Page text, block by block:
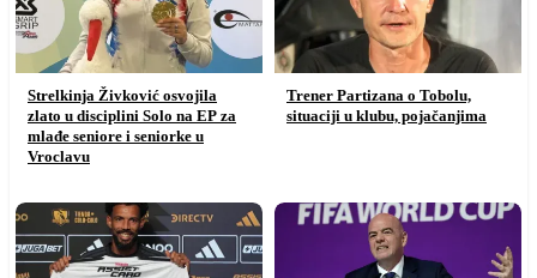
Strelkinja Živković osvojila
zlato u disciplini Solo na EP za
mlađe seniore i seniorke u
Vroclavu
Trener Partizana o Tobolu,
situaciji u klubu, pojačanjima